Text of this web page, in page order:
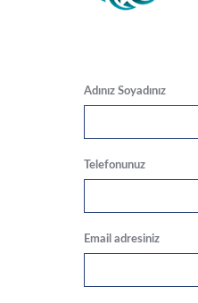
Adınız Soyadınız
Telefonunuz
Email adresiniz